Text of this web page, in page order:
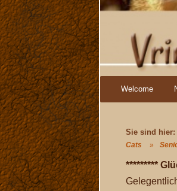
NavigationWelcome
Cats
*********